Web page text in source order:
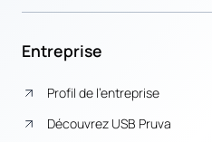
Entreprise
Profil de l’entreprise
Découvrez USB Pruva